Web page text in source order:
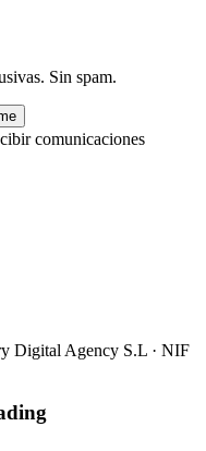
Sin spam.
comunicaciones
Digital Agency S.L · NIF